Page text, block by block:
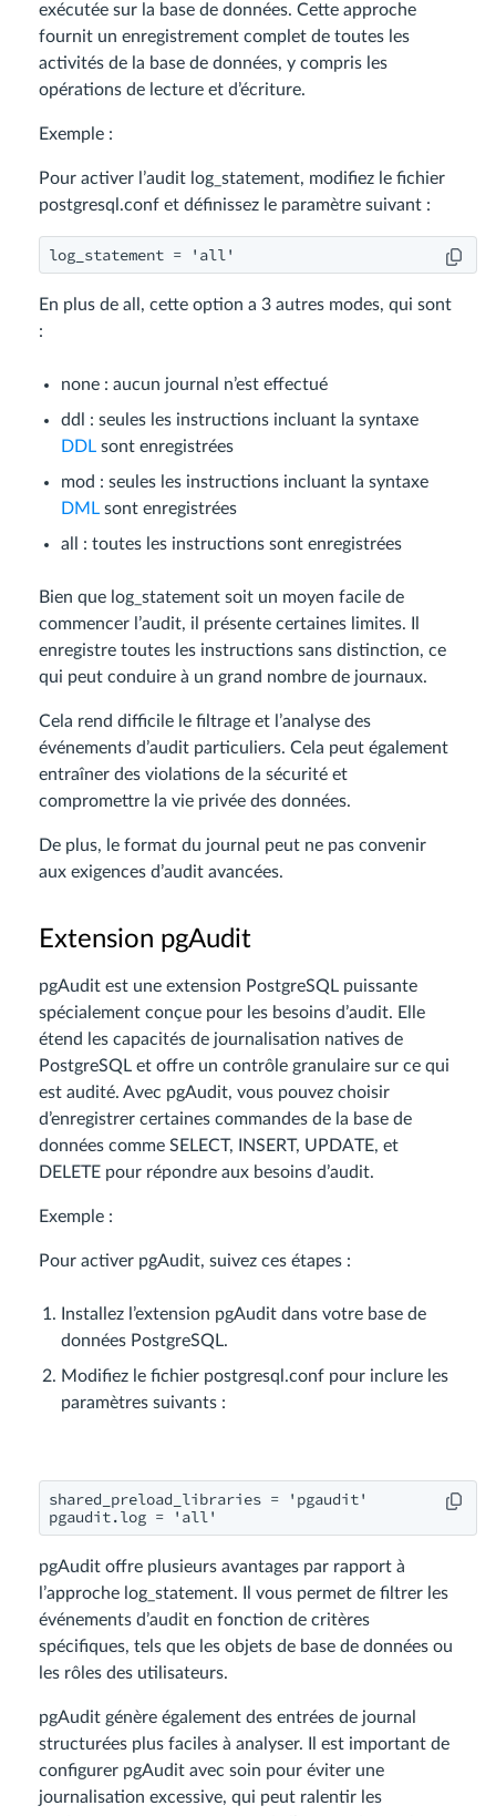
exécutée sur la base de données. Cette approche
fournit un enregistrement complet de toutes les
activités de la base de données, y compris les
opérations de lecture et d’écriture.
Exemple :
Pour activer l’audit log_statement, modifiez le fichier
postgresql.conf et définissez le paramètre suivant :
En plus de all, cette option a 3 autres modes, qui sont
:
none : aucun journal n’est effectué
ddl : seules les instructions incluant la syntaxe
DDL sont enregistrées
mod : seules les instructions incluant la syntaxe
DML sont enregistrées
all : toutes les instructions sont enregistrées
Bien que log_statement soit un moyen facile de
commencer l’audit, il présente certaines limites. Il
enregistre toutes les instructions sans distinction, ce
qui peut conduire à un grand nombre de journaux.
Cela rend difficile le filtrage et l’analyse des
événements d’audit particuliers. Cela peut également
entraîner des violations de la sécurité et
compromettre la vie privée des données.
De plus, le format du journal peut ne pas convenir
aux exigences d’audit avancées.
Extension pgAudit
pgAudit est une extension PostgreSQL puissante
spécialement conçue pour les besoins d’audit. Elle
étend les capacités de journalisation natives de
PostgreSQL et offre un contrôle granulaire sur ce qui
est audité. Avec pgAudit, vous pouvez choisir
d’enregistrer certaines commandes de la base de
données comme SELECT, INSERT, UPDATE, et
DELETE pour répondre aux besoins d’audit.
Exemple :
Pour activer pgAudit, suivez ces étapes :
Installez l’extension pgAudit dans votre base de
données PostgreSQL.
Modifiez le fichier postgresql.conf pour inclure les
paramètres suivants :
shared_preload_libraries = 'pgaudit'
pgAudit offre plusieurs avantages par rapport à
l’approche log_statement. Il vous permet de filtrer les
événements d’audit en fonction de critères
spécifiques, tels que les objets de base de données ou
les rôles des utilisateurs.
pgAudit génère également des entrées de journal
structurées plus faciles à analyser. Il est important de
configurer pgAudit avec soin pour éviter une
journalisation excessive, qui peut ralentir les